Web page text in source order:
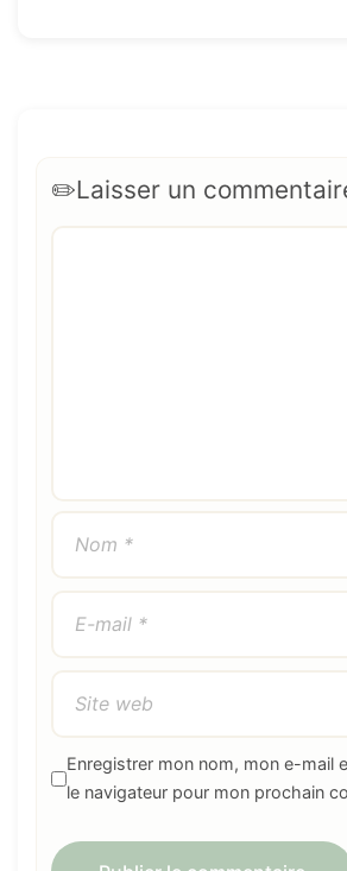
Laisser un
Enregistrer mon nom, mon e-mail
le navigateur pour mon prochain